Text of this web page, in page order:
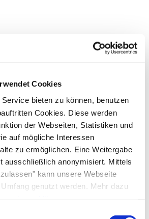
Cookies
bieten zu können, benutzen
Cookies. Diese werden
der Webseiten, Statistiken und
auf mögliche Interessen
zu ermöglichen. Eine Weitergabe
ausschließlich anonymisiert. Mittels
kann unsere Webseite
genutzt werden. Mehr dazu
.